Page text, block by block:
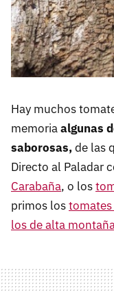
Hay muchos
memoriaalgunas
saborosas,de las
Directo al Paladar
Carabaña, o los
primos lostomates
los de alta